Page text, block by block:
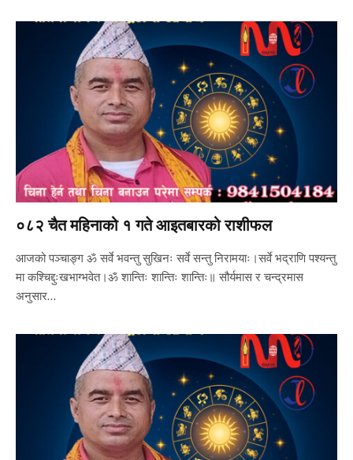
०८२ चैत महिनाको १ गते आइतबारको राशीफल
आजको पञ्चाङ्ग ॐ सर्वे भवन्तु सुखिनः सर्वे सन्तु निरामयाः।सर्वे भद्राणि पश्यन्तु
मा कश्चिद्दुःखभाग्भवेत।ॐ शान्तिः शान्तिः शान्तिः॥ सौर्यमास र चन्द्रमास
अनुसार…